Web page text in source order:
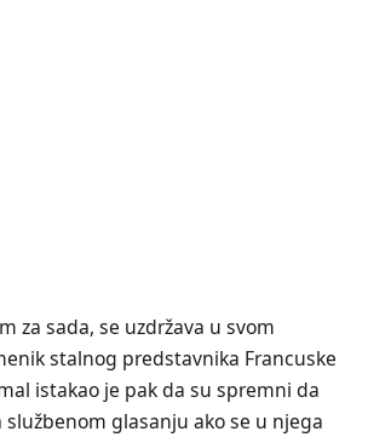
za sada, se uzdržava u svom
stalnog predstavnika Francuske
istakao je pak da su spremni da
službenom glasanju ako se u njega